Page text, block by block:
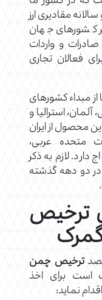
مقادیری ارز
کشورهای جهان
و واردات
فعالان تجاری
مبداء کشورهای
استرالیا و
محصول از ایران
متحده عربی،
دارد. لازم به ذکر
دو دهه گذشته
ترخیص
ترخیص چمن
است برای اخذ
نماید: